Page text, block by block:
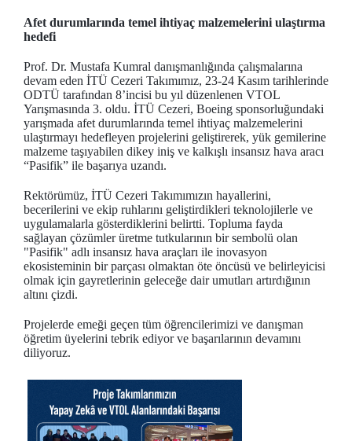
Afet durumlarında temel ihtiyaç malzemelerini ulaştırma
hedefi
Prof. Dr. Mustafa Kumral danışmanlığında çalışmalarına
devam eden İTÜ Cezeri Takımımız, 23-24 Kasım tarihlerinde
ODTÜ tarafından 8’incisi bu yıl düzenlenen VTOL
Yarışmasında 3. oldu. İTÜ Cezeri, Boeing sponsorluğundaki
yarışmada afet durumlarında temel ihtiyaç malzemelerini
ulaştırmayı hedefleyen projelerini geliştirerek, yük gemilerine
malzeme taşıyabilen dikey iniş ve kalkışlı insansız hava aracı
“Pasifik” ile başarıya uzandı.
Rektörümüz, İTÜ Cezeri Takımımızın hayallerini,
becerilerini ve ekip ruhlarını geliştirdikleri teknolojilerle ve
uygulamalarla gösterdiklerini belirtti. Topluma fayda
sağlayan çözümler üretme tutkularının bir sembolü olan
"Pasifik" adlı insansız hava araçları ile inovasyon
ekosisteminin bir parçası olmaktan öte öncüsü ve belirleyicisi
olmak için gayretlerinin geleceğe dair umutları artırdığının
altını çizdi.
Projelerde emeği geçen tüm öğrencilerimizi ve danışman
öğretim üyelerini tebrik ediyor ve başarılarının devamını
diliyoruz.